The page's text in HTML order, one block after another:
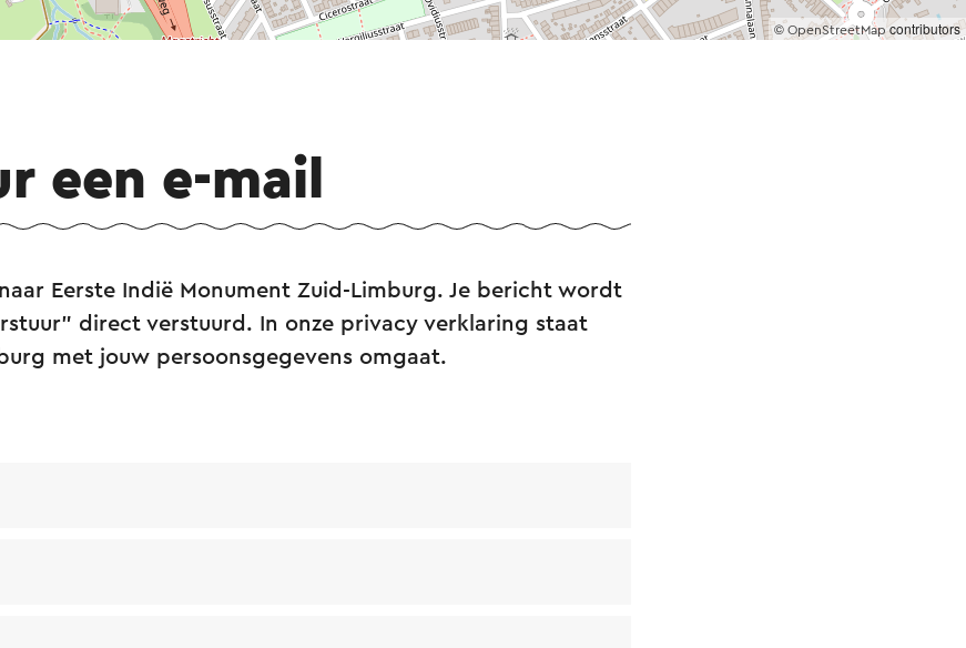
©OpenStreetMapcontributors
een e-mail
Eerste Indië Monument Zuid-Limburg. Je bericht wordt
direct verstuurd. In onze privacy verklaring staat
met jouw persoonsgegevens omgaat.